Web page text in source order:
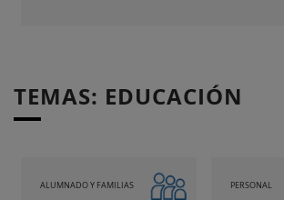
TEMAS: EDUCACIÓN
ALUMNADO Y FAMILIAS PERSONAL